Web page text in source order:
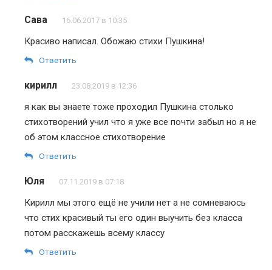
Сава 16.06.2017 в 10:35
Красиво написал. Обожаю стихи Пушкина!
Ответить
кирилл 23.08.2019 в 12:36
я как вы знаете тоже проходил Пушкина столько
стихотворений учил что я уже все почти забыл но я не
об этом классное стихотворение
Ответить
Юля 07.11.2019 в 07:18
Кирилл мы этого ещё не учили нет а не сомневаюсь
что стих красивый ты его один выучить без класса
потом расскажешь всему классу
Ответить